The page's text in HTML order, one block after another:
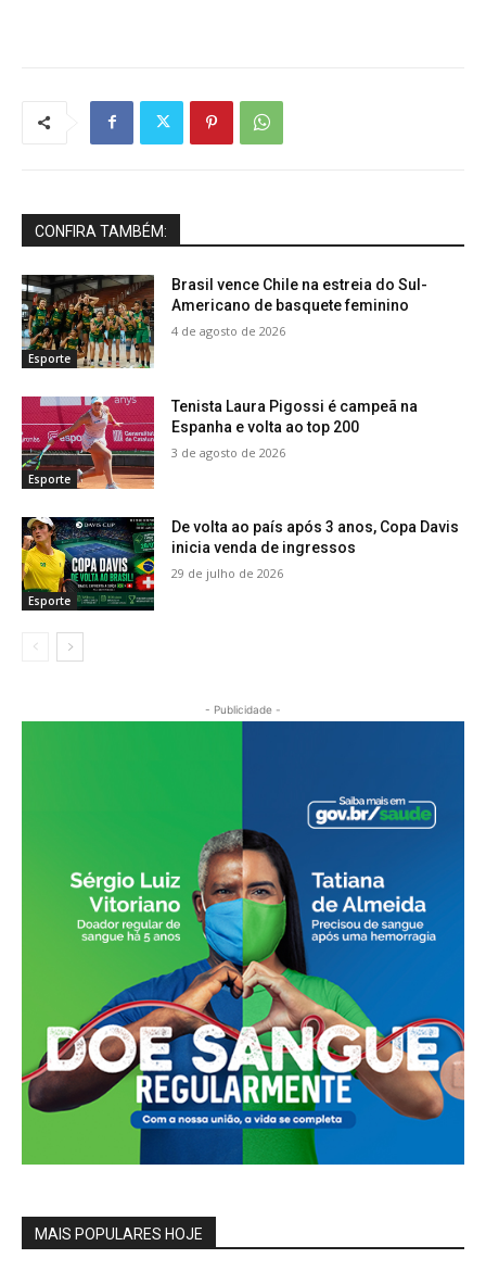
CONFIRA TAMBÉM:
Esporte
Brasil vence Chile na estreia do Sul-
Americano de basquete feminino
4 de agosto de 2026
Esporte
Tenista Laura Pigossi é campeã na
Espanha e volta ao top 200
3 de agosto de 2026
Esporte
De volta ao país após 3 anos, Copa Davis
inicia venda de ingressos
29 de julho de 2026
- Publicidade -
MAIS POPULARES HOJE